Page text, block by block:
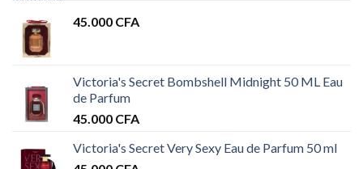
45.000 CFA
Victoria's Secret Bombshell Midnight 50 ML Eau
de Parfum
45.000 CFA
Victoria's Secret Very Sexy Eau de Parfum 50 ml